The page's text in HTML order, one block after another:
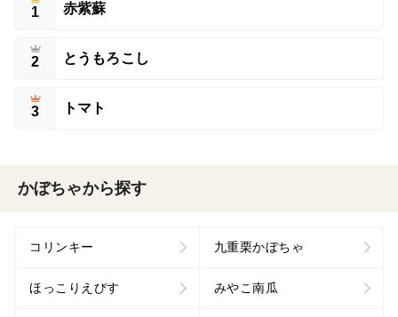
1 赤紫蘇
2 とうもろこし
3 トマト
かぼちゃから探す
コリンキー 九重栗かぼちゃ
ほっこりえびす みやこ南瓜